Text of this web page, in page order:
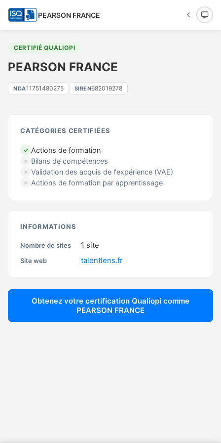
PEARSON FRANCE
CERTIFIÉ QUALIOPI
PEARSON FRANCE
NDA11751480275 SIREN682019278
CATÉGORIES CERTIFIÉES
✓ Actions de formation
✗ Bilans de compétences
✗ Validation des acquis de l'expérience (VAE)
✗ Actions de formation par apprentissage
INFORMATIONS
Nombre de sites 1 site
Site web talentlens.fr
Obtenez votre certification Qualiopi comme
PEARSON FRANCE